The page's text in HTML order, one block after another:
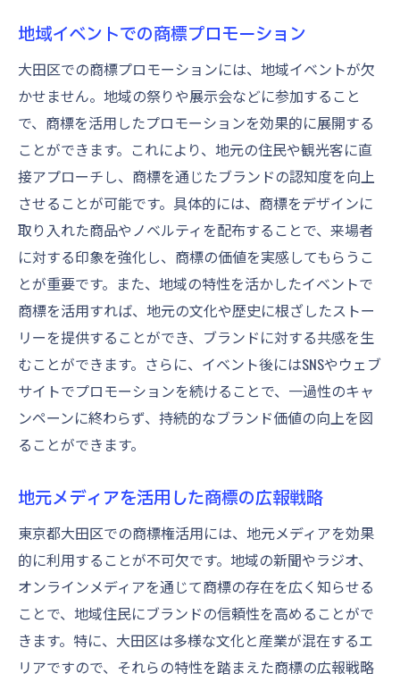
地域イベントでの商標プロモーション
大田区での商標プロモーションには、地域イベントが欠
かせません。地域の祭りや展示会などに参加すること
で、商標を活用したプロモーションを効果的に展開する
ことができます。これにより、地元の住民や観光客に直
接アプローチし、商標を通じたブランドの認知度を向上
させることが可能です。具体的には、商標をデザインに
取り入れた商品やノベルティを配布することで、来場者
に対する印象を強化し、商標の価値を実感してもらうこ
とが重要です。また、地域の特性を活かしたイベントで
商標を活用すれば、地元の文化や歴史に根ざしたストー
リーを提供することができ、ブランドに対する共感を生
むことができます。さらに、イベント後にはSNSやウェブ
サイトでプロモーションを続けることで、一過性のキャ
ンペーンに終わらず、持続的なブランド価値の向上を図
ることができます。
地元メディアを活用した商標の広報戦略
東京都大田区での商標権活用には、地元メディアを効果
的に利用することが不可欠です。地域の新聞やラジオ、
オンラインメディアを通じて商標の存在を広く知らせる
ことで、地域住民にブランドの信頼性を高めることがで
きます。特に、大田区は多様な文化と産業が混在するエ
リアですので、それらの特性を踏まえた商標の広報戦略